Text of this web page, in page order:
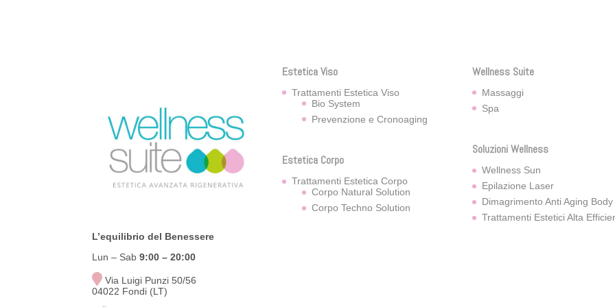
L’equilibrio del Benessere
Lun – Sab9:00 – 20:00
Via Luigi Punzi 50/56
04022 Fondi (LT)
Estetica Viso
Trattamenti Estetica Viso
Bio System
Prevenzione e Cronoaging
Estetica Corpo
Trattamenti Estetica Corpo
Corpo Natural Solution
Corpo Techno Solution
Wellness Suite
Massaggi
Spa
Soluzioni Wellness
Wellness Sun
Epilazione Laser
Dimagrimento Anti Aging Body
Trattamenti Estetici Alta